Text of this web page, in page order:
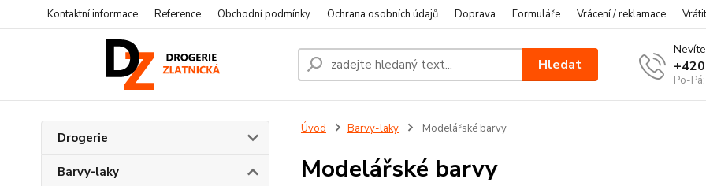
Kontaktní informace Reference Obchodní podmínky Ochrana osobních údajů Doprava Formuláře Vrácení / reklamace
Hledat
Po-
Drogerie
Barvy-laky
Úvod Barvy-laky Modelářské barvy
Modelářské barvy